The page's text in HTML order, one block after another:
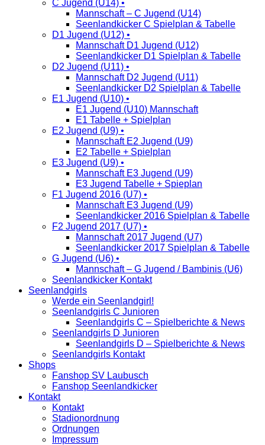
C Jugend (U14) •
Mannschaft – C Jugend (U14)
Seenlandkicker C Spielplan & Tabelle
D1 Jugend (U12) •
Mannschaft D1 Jugend (U12)
Seenlandkicker D1 Spielplan & Tabelle
D2 Jugend (U11) •
Mannschaft D2 Jugend (U11)
Seenlandkicker D2 Spielplan & Tabelle
E1 Jugend (U10) •
E1 Jugend (U10) Mannschaft
E1 Tabelle + Spielplan
E2 Jugend (U9) •
Mannschaft E2 Jugend (U9)
E2 Tabelle + Spielplan
E3 Jugend (U9) •
Mannschaft E3 Jugend (U9)
E3 Jugend Tabelle + Spieplan
F1 Jugend 2016 (U7) •
Mannschaft E3 Jugend (U9)
Seenlandkicker 2016 Spielplan & Tabelle
F2 Jugend 2017 (U7) •
Mannschaft 2017 Jugend (U7)
Seenlandkicker 2017 Spielplan & Tabelle
G Jugend (U6) •
Mannschaft – G Jugend / Bambinis (U6)
Seenlandkicker Kontakt
Seenlandgirls
Werde ein Seenlandgirl!
Seenlandgirls C Junioren
Seenlandgirls C – Spielberichte & News
Seenlandgirls D Junioren
Seenlandgirls D – Spielberichte & News
Seenlandgirls Kontakt
Shops
Fanshop SV Laubusch
Fanshop Seenlandkicker
Kontakt
Kontakt
Stadionordnung
Ordnungen
Impressum